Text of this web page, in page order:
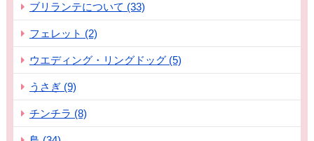
ブリランテについて (33)
フェレット (2)
ウエディング・リングドッグ (5)
うさぎ (9)
チンチラ (8)